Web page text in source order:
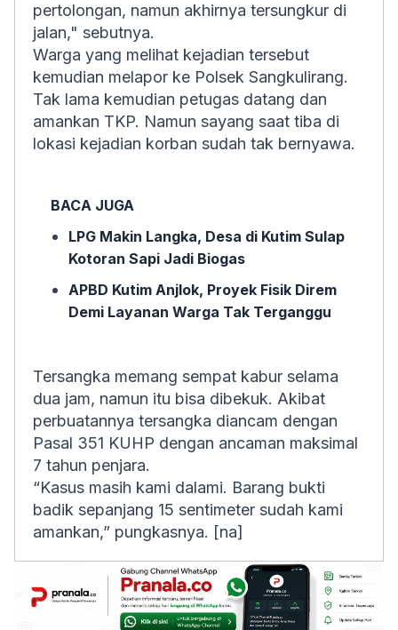
pertolongan, namun akhirnya tersungkur di
jalan," sebutnya.
Warga yang melihat kejadian tersebut
kemudian melapor ke Polsek Sangkulirang.
Tak lama kemudian petugas datang dan
amankan TKP. Namun sayang saat tiba di
lokasi kejadian korban sudah tak bernyawa.
BACA JUGA
LPG Makin Langka, Desa di Kutim Sulap
Kotoran Sapi Jadi Biogas
APBD Kutim Anjlok, Proyek Fisik Direm
Demi Layanan Warga Tak Terganggu
Tersangka memang sempat kabur selama
dua jam, namun itu bisa dibekuk. Akibat
perbuatannya tersangka diancam dengan
Pasal 351 KUHP dengan ancaman maksimal
7 tahun penjara.
“Kasus masih kami dalami. Barang bukti
badik sepanjang 15 sentimeter sudah kami
amankan,” pungkasnya. [na]